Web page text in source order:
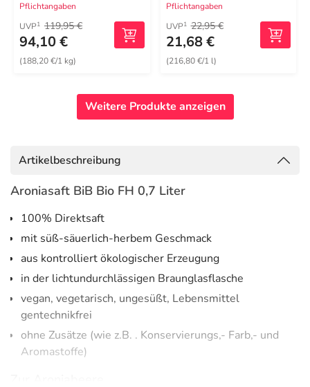
Pflichtangaben
UVP1 119,95 €
94,10 €
(188,20 €/1 kg)
Pflichtangaben
UVP1 22,95 €
21,68 €
(216,80 €/1 l)
Weitere Produkte anzeigen
Artikelbeschreibung
Aroniasaft BiB Bio FH 0,7 Liter
100% Direktsaft
mit süß-säuerlich-herbem Geschmack
aus kontrolliert ökologischer Erzeugung
in der lichtundurchlässigen Braunglasflasche
vegan, vegetarisch, ungesüßt, Lebensmittel
gentechnikfrei
ohne Zusätze (wie z.B. . Konservierungs,- Farb,- und
Aromastoffe)